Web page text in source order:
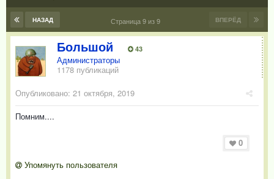
НАЗАД ВПЕРЁД
Страница 9 из 9
Большой 43
Администраторы
1178 публикаций
Опубликовано: 21 октября, 2019
Помним....
0
Упомянуть пользователя